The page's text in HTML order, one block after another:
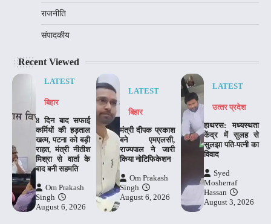
राजनीति
संपादकीय
Recent Viewed
LATEST
बिहार
8 दिन बाद सफाई
कर्मियों की हड़ताल
खत्म, पटना को बड़ी
राहत, मंत्री नीतीश
मिश्रा से वार्ता के
बाद बनी सहमति
Om Prakash
Singh
August 6, 2026
LATEST
बिहार
मंत्री दीपक प्रकाश
बने एमएलसी,
राज्यपाल ने जारी
किया नोटिफिकेशन
Om Prakash
Singh
August 6, 2026
LATEST
उत्‍तर प्रदेश
हाथरस: मध्यस्थता
केंद्र में सुलह से
सुलझा पति-पत्नी का
विवाद
Syed
Mosherraf
Hassan
August 3, 2026